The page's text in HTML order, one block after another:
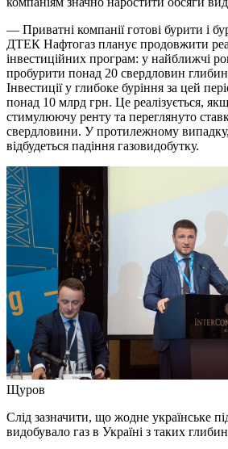
— Приватні компанії готові бурити і
ДТЕК Нафтогаз планує продовжити
інвестиційних програм: у найближчі
пробурити понад 20 свердловин
Інвестиції у глибоке буріння за цей
понад 10 млрд грн. Це реалізується,
стимулюючу ренту та переглянуто
свердловини. У протилежному
відбудеться падіння газовидобутку.
Щуров
Слід зазначити, що жодне українське
видобувало газ в Україні з таких